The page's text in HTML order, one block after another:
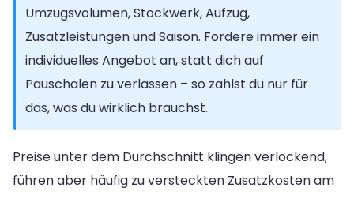
Umzugsvolumen, Stockwerk, Aufzug,
Zusatzleistungen und Saison. Fordere immer ein
individuelles Angebot an, statt dich auf
Pauschalen zu verlassen – so zahlst du nur für
das, was du wirklich brauchst.
Preise unter dem Durchschnitt klingen verlockend,
führen aber häufig zu versteckten Zusatzkosten am